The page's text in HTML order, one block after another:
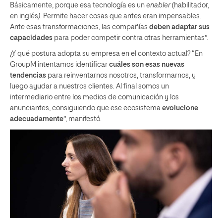
Básicamente, porque esa tecnología es un enabler(habilitador,
en inglés). Permite hacer cosas que antes eran impensables.
Ante esas transformaciones, las compañías deben adaptar sus
capacidades para poder competir contra otras herramientas”.
¿Y qué postura adopta su empresa en el contexto actual? “En
GroupM intentamos identificar cuáles son esas nuevas
tendencias para reinventarnos nosotros, transformarnos, y
luego ayudar a nuestros clientes. Al final somos un
intermediario entre los medios de comunicación y los
anunciantes, consiguiendo que ese ecosistema evolucione
adecuadamente”, manifestó.